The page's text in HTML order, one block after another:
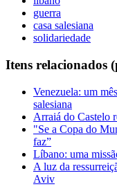
guerra
casa salesiana
solidariedade
Itens relacionados
Venezuela: um
salesiana
Arraiá do Castelo
"Se a Copa do
faz”
Líbano: uma
A luz da
Aviv